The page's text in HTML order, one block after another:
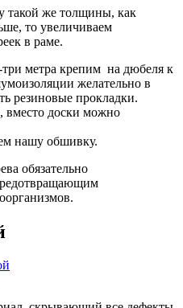
такой же толщины, как
то увеличиваем
в раме.
три метра крепим на дюбеля к
желательно в
резиновые прокладки.
вместо доски можно
нашу обшивку.
обязательно